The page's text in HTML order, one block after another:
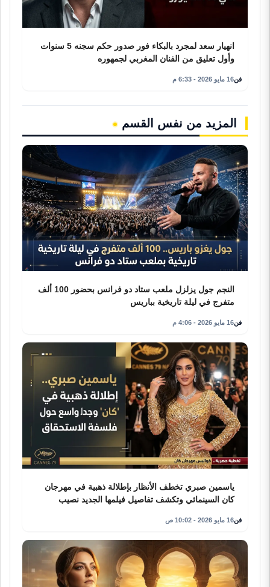
انهيار سعد لمجرد بالبكاء فور صدور حكم سجنه 5 سنوات
وأول تعليق من الفنان المغربي لجمهوره
فن16 مايو 2026 - 6:33 م
المزيد من نفس القسم
النجم جول يزلزل ملعب ستاد دو فرانس بحضور 100 ألف
متفرج في ليلة تاريخية بباريس
فن16 مايو 2026 - 4:06 م
ياسمين صبري تخطف الأنظار بإطلالة ذهبية في مهرجان
كان السينمائي وتكشف تفاصيل فيلمها الجديد نصيب
فن16 مايو 2026 - 10:02 ص